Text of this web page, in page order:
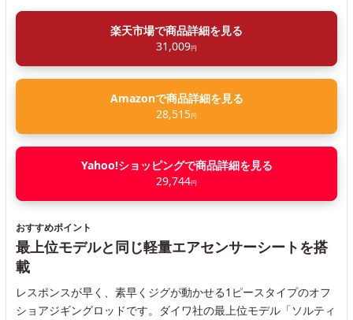
楽天市場で商品詳細を見る
31,009円
Amazonで商品詳細を見る
28,515円
Yahoo!ショッピングで商品詳細を見る
29,744円
おすすめポイント
最上位モデルと同じ軽量エアセンサーシートを搭
載
レスポンスが早く、素早くジグが動かせる1ピースタイプのオフ
ショアジギングロッドです。ダイワ社の最上位モデル「ソルティ